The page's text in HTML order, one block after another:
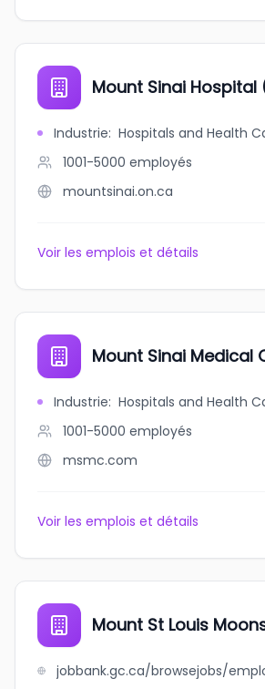
Mount Sinai
Industrie: Hospitals and Health
1001-5000 employés
mountsinai.on.ca
Voir les emplois et détails
Mount Sinai Medical
Industrie: Hospitals and Health
1001-5000 employés
msmc.com
Voir les emplois et détails
Mount St Louis